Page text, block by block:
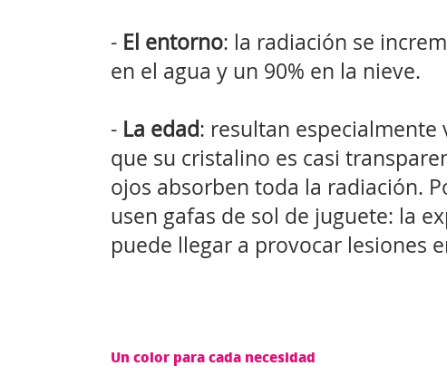
- El entorno: la radiación se
en el agua y un 90% en la nieve.
- La edad: resultan especialmente
que su cristalino es casi
ojos absorben toda la radiación.
usen gafas de sol de juguete: la
puede llegar a provocar lesiones
Un color para cada necesidad